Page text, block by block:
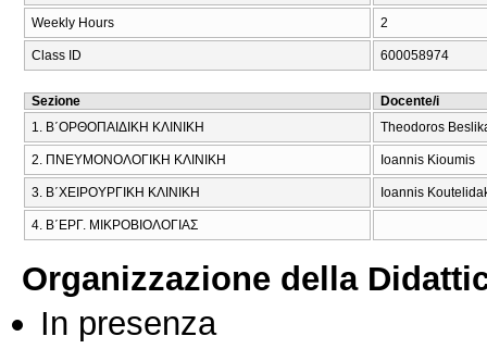
Weekly Hours 2
Class ID 600058974
Sezione
Docente/i
1. Β΄ΟΡΘΟΠΑΙΔΙΚΗ ΚΛΙΝΙΚΗ
Theodoros
2. ΠΝΕΥΜΟΝΟΛΟΓΙΚΗ ΚΛΙΝΙΚΗ Ioannis Kioumis
3. Β΄ΧΕΙΡΟΥΡΓΙΚΗ ΚΛΙΝΙΚΗ Ioannis
4. Β΄ΕΡΓ. ΜΙΚΡΟΒΙΟΛΟΓΙΑΣ
Organizzazione della
In presenza